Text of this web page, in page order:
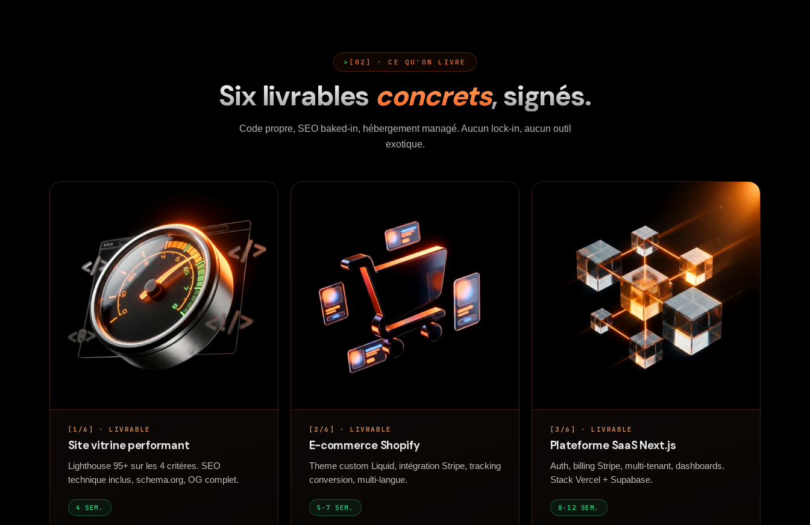
[02] · CE QU'ON LIVRE
Six livrables concrets, signés.
Code propre, SEO baked-in, hébergement managé. Aucun lock-in, aucun outil
exotique.
[1/6] · LIVRABLE
Site vitrine performant
Lighthouse 95+ sur les 4 critères. SEO
technique inclus, schema.org, OG complet.
4 SEM.
[2/6] · LIVRABLE
E-commerce Shopify
Theme custom Liquid, intégration Stripe, tracking
conversion, multi-langue.
5-7 SEM.
[3/6] · LIVRABLE
Plateforme SaaS Next.js
Auth, billing Stripe, multi-tenant, dashboards.
Stack Vercel + Supabase.
8-12 SEM.